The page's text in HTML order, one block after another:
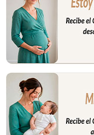
gomitas para sujetar
quede mejor
parte posterior y se
son aptas para la
sillas que tienen cierre
la funda en la parte de
jabones no abrasivos y